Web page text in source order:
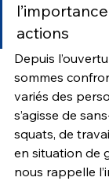
actions
Depuis
sommes
variés des
s’agisse de
squats, de
en situation de
nous rappelle